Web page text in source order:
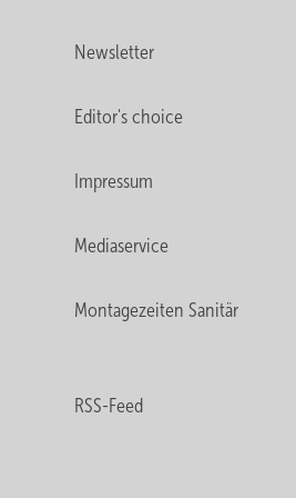
Newsletter
Editor's choice
Impressum
Mediaservice
Montagezeiten Sanitär
RSS-Feed